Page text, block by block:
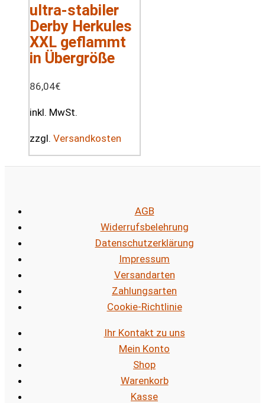
ultra-stabiler
Derby Herkules
XXL geflammt
in Übergröße
86,04€
inkl. MwSt.
zzgl. Versandkosten
AGB
Widerrufsbelehrung
Datenschutzerklärung
Impressum
Versandarten
Zahlungsarten
Cookie-Richtlinie
Ihr Kontakt zu uns
Mein Konto
Shop
Warenkorb
Kasse